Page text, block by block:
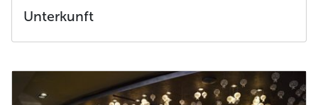
Unterkunft